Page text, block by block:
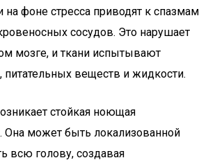
фоне стресса приводят к спазмам
сосудов. Это нарушает
мозге, и ткани испытывают
питательных веществ и жидкости.
стойкая ноющая
Она может быть локализованной
всю голову, создавая